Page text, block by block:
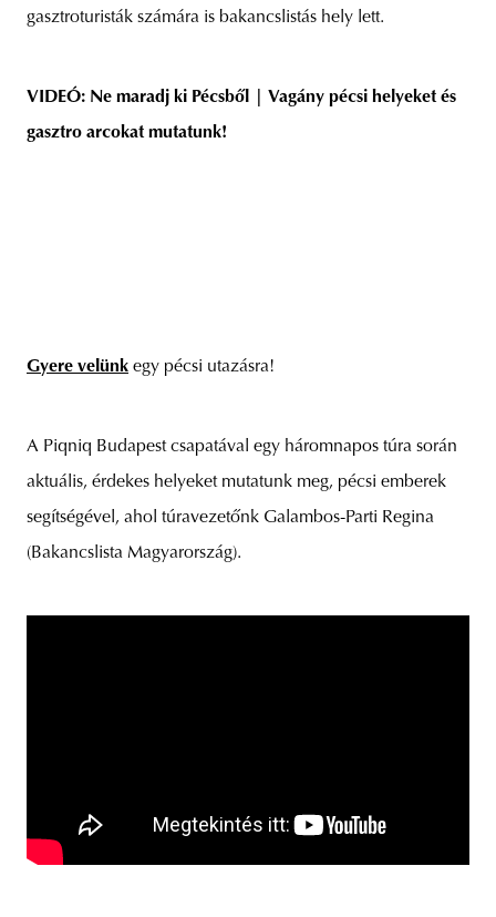
gasztroturisták számára is bakancslistás hely lett.
VIDEÓ: Ne maradj ki Pécsből | Vagány pécsi helyeket és
gasztro arcokat mutatunk!
Gyere velünk egy pécsi utazásra!
A Piqniq Budapest csapatával egy háromnapos túra során
aktuális, érdekes helyeket mutatunk meg, pécsi emberek
segítségével, ahol túravezetőnk Galambos-Parti Regina
(Bakancslista Magyarország).